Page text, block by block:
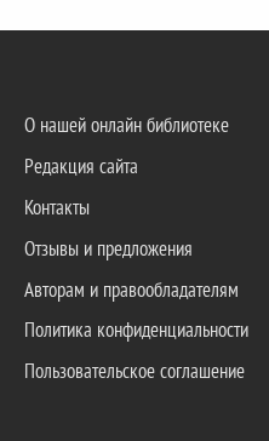
О нашей онлайн библиотеке
Редакция сайта
Контакты
Отзывы и предложения
Авторам и правообладателям
Политика конфиденциальности
Пользовательское соглашение